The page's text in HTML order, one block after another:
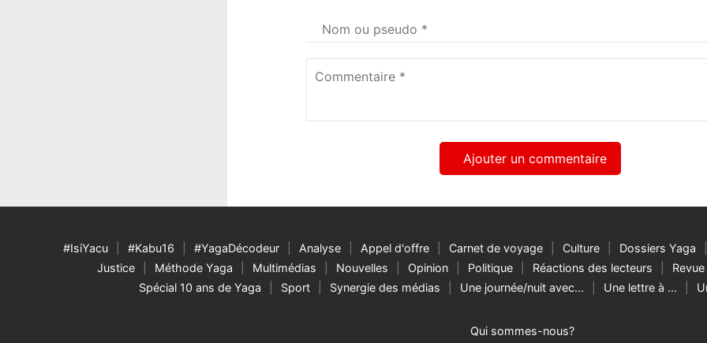
Votre
nom*
#IsiYacu #Kabu16 #YagaDécodeur Analyse Appel d'offre Carnet de voyage Culture Dossiers Yaga
Justice
Méthode Yaga Multimédias Nouvelles Opinion Politique Réactions des lecteurs
Spécial 10 ans de Yaga
Sport Synergie des médias Une journée/nuit avec… Une lettre à …
Qui sommes-nous?